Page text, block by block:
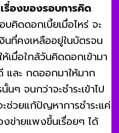
เรื่องของรอบการคิด
บคิดดอกเบี้ยเมื่อไหร่ จะ
นที่คงเหลืออยู่ในบัตรจน
เมื่อใกล้วันคิดดอกเข้ามา
และ กดออกมาให้มาก
ๆ จนกว่าจะชำระเข้าไป
ช่วยแก้ปัญหาการชำระแค่
งข่ายแพงขึ้นเรื่อยๆ ได้